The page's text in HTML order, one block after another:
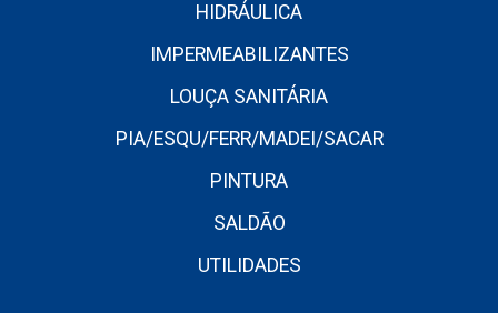
HIDRÁULICA
IMPERMEABILIZANTES
LOUÇA SANITÁRIA
PIA/ESQU/FERR/MADEI/SACAR
PINTURA
SALDÃO
UTILIDADES